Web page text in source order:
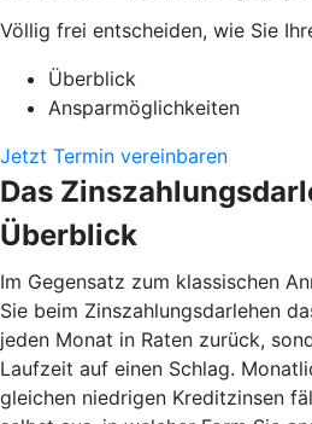
Völlig frei entscheiden, wie Sie
Überblick
Ansparmöglichkeiten
Jetzt Termin vereinbaren
Das
Überblick
Im Gegensatz zum klassischen
Sie beim Zinszahlungsdarlehen
jeden Monat in Raten zurück,
Laufzeit auf einen Schlag.
gleichen niedrigen Kreditzinsen